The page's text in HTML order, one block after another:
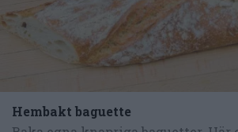
Hembakt baguette